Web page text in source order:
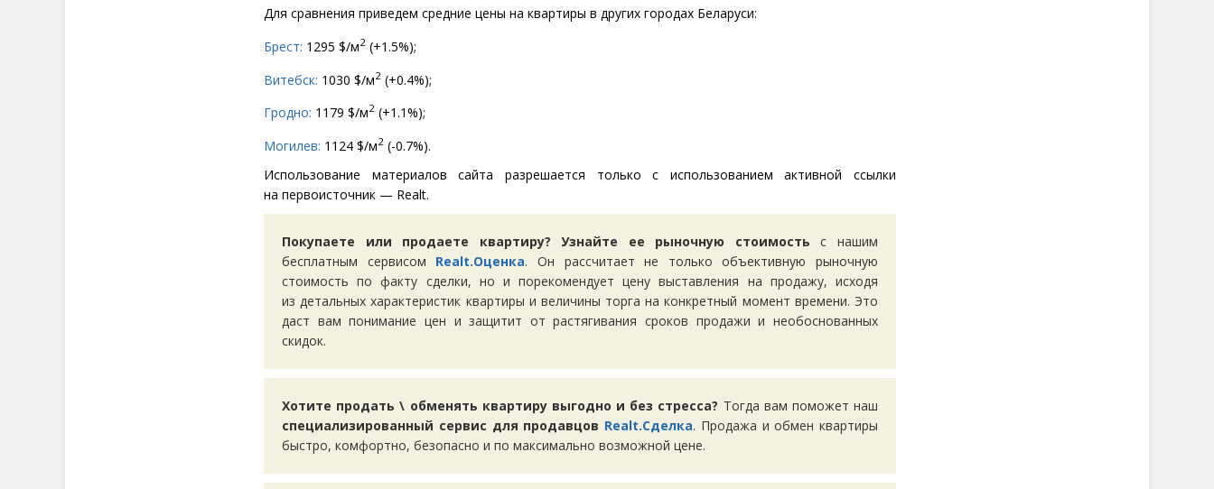
Для сравнения приведем средние цены на квартиры в других городах Беларуси:
Брест: 1295 $/м2 (+1.5%);
Витебск: 1030 $/м2 (+0.4%);
Гродно: 1179 $/м2 (+1.1%);
Могилев: 1124 $/м2 (-0.7%).
Использование материалов сайта разрешается только с использованием активной ссылки
на первоисточник — Realt.
Покупаете или продаете квартиру? Узнайте ее рыночную стоимостьс нашим
бесплатным сервисом Realt.Оценка. Он рассчитает не только объективную рыночную
стоимость по факту сделки, но и порекомендует цену выставления на продажу, исходя
из детальных характеристик квартиры и величины торга на конкретный момент времени. Это
даст вам понимание цен и защитит от растягивания сроков продажи и необоснованных
скидок.
Хотите продать \ обменять квартиру выгодно и без стресса? Тогда вам поможет наш
специализированный сервис для продавцов Realt.Сделка. Продажа и обмен квартиры
быстро, комфортно, безопасно и по максимально возможной цене.